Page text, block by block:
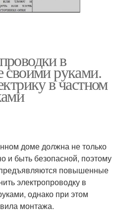
в
своими руками.
в частном
доме должна не только
и быть безопасной, поэтому
повышенные
электропроводку в
однако при этом
монтажа.